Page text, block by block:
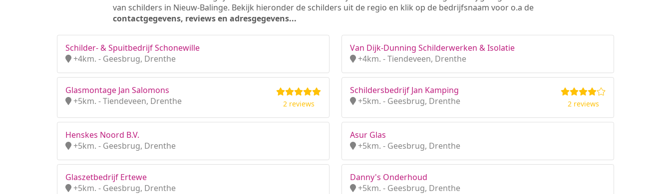
van schilders in Nieuw-Balinge. Bekijk hieronder de schilders uit de regio en klik op de bedrijfsnaam voor o.a de
contactgegevens, reviews en adresgegevens...
Schilder- & Spuitbedrijf Schonewille
+4km. - Geesbrug, Drenthe
Van Dijk-Dunning Schilderwerken & Isolatie
+4km. - Tiendeveen, Drenthe
Glasmontage Jan Salomons
+5km. - Tiendeveen, Drenthe
2 reviews
Schildersbedrijf Jan Kamping
+5km. - Geesbrug, Drenthe
2 reviews
Henskes Noord B.V.
+5km. - Geesbrug, Drenthe
Asur Glas
+5km. - Geesbrug, Drenthe
Glaszetbedrijf Ertewe
+5km. - Geesbrug, Drenthe
Danny's Onderhoud
+5km. - Geesbrug, Drenthe